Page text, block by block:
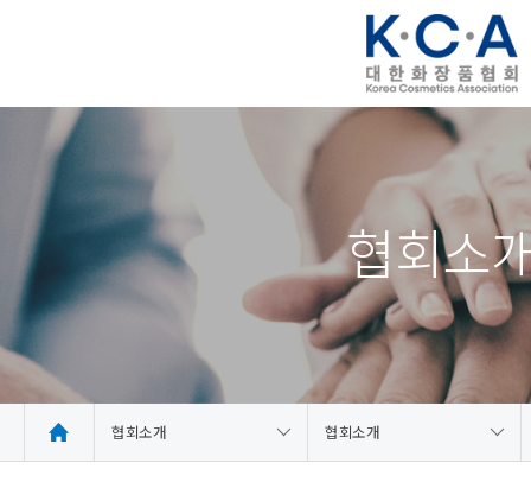
협회소
협회소개 협회소개